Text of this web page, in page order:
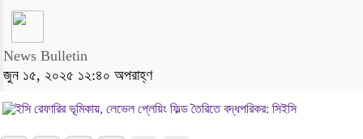
News Bulletin
জুন ১৫, ২০২৫ ১২:৪০ অপরাহ্ণ